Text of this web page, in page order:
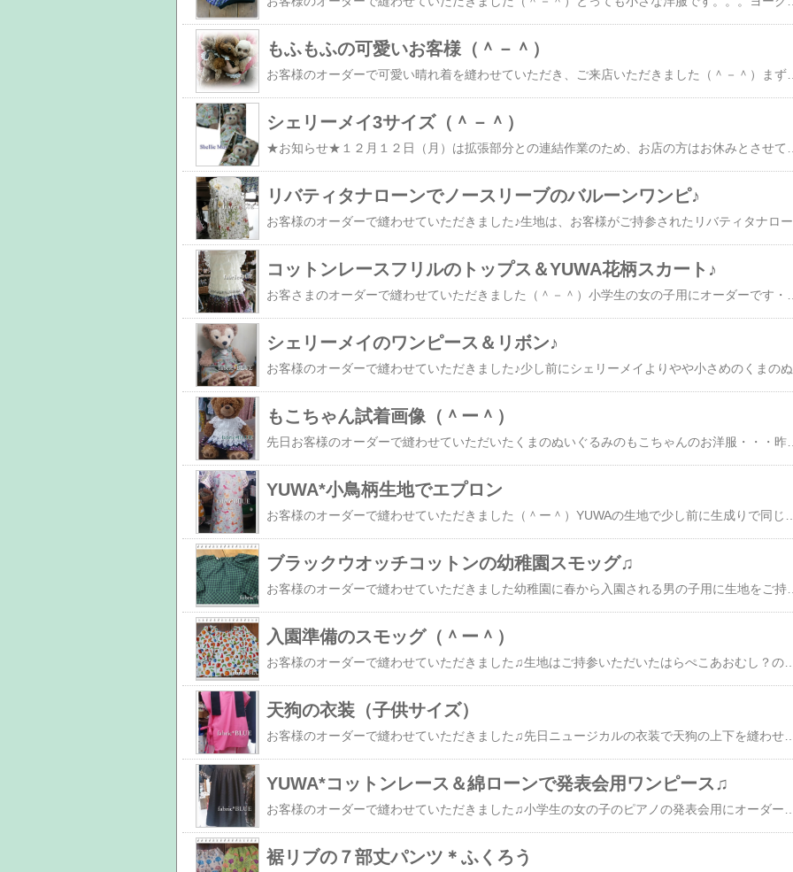
もふもふの可愛いお客様（＾－＾）
お客様のオーダーで可愛い晴れ着を縫わせていただき、ご来店いただきました（＾－＾）まずはこの可愛さ♪ぬいぐるみと間違うくらいで♪（関係ないですがプードルファーとはよく言ったもんだ、、という感じです、、生地ですが）さてそれぞれ、サイズ確認もかねて試着です♪まずは「そら」君♪しっぽの上に洋服があると固まってしまうとのことで少し背中の丈は短めに。。。それから「ひまわり」ちゃん＆「るな」ちゃん♪なかなかうまく撮れませんでしたが（＾－＾）ほんとに可愛い。。。後ろ姿を撮りたいけどこっち向いてーという感じで（笑）本当におとなしくて可愛くて癒やされました（＾－＾）うちの脳天気キャバリアのルシアさんもこれくらいいい子してくれりゃいいですが（笑）まずサイズが違います（3匹合わせてもルシアより軽いし。。。）＊＊＊＊＊＊＊＊＊＊＊＊＊＊＊＊＊＊＊＊＊＊＊＊＊＊＊＊＊＊＊＊＊＊＊＊＊＊＊＊＊＊＊お店の改装のほう、少しずつですが進んでいます改装と大がかりな模様替えになりそうですソーイング教室ですが当面難しいかもしれません・・・（とりあえず年内はご予約お受けできない状況です）申し訳ありませんがよろしくお願いいたします**********************************************************************見たよ！のクリックお願いします！*-*-*-*-*-*-*-*-*-*-*-*-*-*-*-*-*-*-*-*お店付近の地図*-*-*-*-*-*-*-*-*-*-*-*-*-*-*-*-*-*-*-*プチラトリエ＆fabric*BLUE新着情報*-*-*-*-*-*-*-*-*-*-*-*-*-*-*-*-*-*-*-*こちらよりshopへ入れます↓*-*-*-*-*-*-*-*-*-*-*-*-*-*-*-*-*-*-*-*fabric*BLUE（ファブリックブルー）＊＊＊楽天市場店＊＊＊*-*-*-*-*-*-*-*-*-*-*-*-*-*-*-*-*-*-*-***応援お願いします！！**
シェリーメイ3サイズ（＾－＾）
リバティタナローンでノースリーブのバルーンワンピ♪
コットンレースフリルのトップス＆YUWA花柄スカート♪
シェリーメイのワンピース＆リボン♪
もこちゃん試着画像（＾ー＾）
先日お客様のオーダーで縫わせていただいたくまのぬいぐるみのもこちゃんのお洋服・・・昨日お客様（オーダーを頂いたのは２年生の女の子♪）が来られましたので試着（笑）もこちゃんの持ち主のYちゃん。一緒に撮らせてもらいました（＾ー＾）実はお店をオープンした８年前の１０月、、まだ２歳だったYちゃん。お母様と一緒によく来てくれていましてもう２年生になったのね。。。と（＾ー＾）顔出しOK頂いたのですが、可愛いお嬢ですんで万が一のことがあってはいけませんのでこっちで勝手に隠させていただいてます♪Yちゃん。とっても喜んでくださいましてお母様が、もこちゃんとおそろいの洋服を（Yちゃんの）オーダーくださったのでまた仕上がり次第掲載したいと思います！７月１２日１０時から２６日９時５９分まで使用可能！７月中（もしかしたら8月にかかるかもしれませんが）にお店の改装をしますためソーイング教室ですが７月も現在ご予約をいただけない状態ですご迷惑をおかけいたしますがよろしくお願いいたします。。**********************************************************************見たよ！のクリックお願いします！*-*-*-*-*-*-*-*-*-*-*-*-*-*-*-*-*-*-*-*お店付近の地図*-*-*-*-*-*-*-*-*-*-*-*-*-*-*-*-*-*-*-*プチラトリエ＆fabric*BLUE新着情報*-*-*-*-*-*-*-*-*-*-*-*-*-*-*-*-*-*-*-*こちらよりshopへ入れます↓*-*-*-*-*-*-*-*-*-*-*-*-*-*-*-*-*-*-*-*fabric*BLUE（ファブリックブルー）＊＊＊楽天市場店＊＊＊*-*-*-*-*-*-*-*-*-*-*-*-*-*-*-*-*-*-*-***応援お願いします！！**
YUWA*小鳥柄生地でエプロン
ブラックウオッチコットンの幼稚園スモッグ♫
お客様のオーダーで縫わせていただきました幼稚園に春から入園される男の子用に生地をご持参されました（＾ー＾）キャラクターの生地も可愛いですがこういうスタンダートな渋めのものもおしゃれですね（＾ー＾）うちの娘の時は、キキララ、息子の時はアンパンマンだった記憶が（笑）懐かしすぎます。。。いつか孫のを縫いたいですね。。。（まだかなり先ですが。。。。）**********************************************************************見たよ！のクリックお願いします！*-*-*-*-*-*-*-*-*-*-*-*-*-*-*-*-*-*-*-*お店付近の地図*-*-*-*-*-*-*-*-*-*-*-*-*-*-*-*-*-*-*-*黒瀬ハンドメイドマップ♪*-*-*-*-*-*-*-*-*-*-*-*-*-*-*-*-*-*-*-*プチラトリエ＆fabric*BLUE新着情報*-*-*-*-*-*-*-*-*-*-*-*-*-*-*-*-*-*-*-*こちらよりshopへ入れます↓*-*-*-*-*-*-*-*-*-*-*-*-*-*-*-*-*-*-*-*fabric*BLUE（ファブリックブルー本館）*-*-*-*-*-*-*-*-*-*-*-*-*-*-*-*-*-*-*-***応援お願いします！！**
入園準備のスモッグ（＾ー＾）
お客様のオーダーで縫わせていただきました♫生地はご持参いただいたはらぺこあおむし？のものです（＾ー＾）聞いたことはあるキャラですがもううちの子達は大きいので細かいことは怪しいです、、、プリントがリアルで綺麗な生地ですので可愛いですね〜♫うちの子供たちの頃とは変わりましたね（＾ー＾）**********************************************************************見たよ！のクリックお願いします！*-*-*-*-*-*-*-*-*-*-*-*-*-*-*-*-*-*-*-*お店付近の地図*-*-*-*-*-*-*-*-*-*-*-*-*-*-*-*-*-*-*-*黒瀬ハンドメイドマップ♪*-*-*-*-*-*-*-*-*-*-*-*-*-*-*-*-*-*-*-*プチラトリエ＆fabric*BLUE新着情報*-*-*-*-*-*-*-*-*-*-*-*-*-*-*-*-*-*-*-*こちらよりshopへ入れます↓*-*-*-*-*-*-*-*-*-*-*-*-*-*-*-*-*-*-*-*fabric*BLUE（ファブリックブルー本館）*-*-*-*-*-*-*-*-*-*-*-*-*-*-*-*-*-*-*-***応援お願いします！！************************************************************************見たよ！のクリックお願いします！*-*-*-*-*-*-*-*-*-*-*-*-*-*-*-*-*-*-*-*お店付近の地図*-*-*-*-*-*-*-*-*-*-*-*-*-*-*-*-*-*-*-*黒瀬ハンドメイドマップ♪*-*-*-*-*-*-*-*-*-*-*-*-*-*-*-*-*-*-*-*プチラトリエ＆fabric*BLUE新着情報*-*-*-*-*-*-*-*-*-*-*-*-*-*-*-*-*-*-*-*こちらよりshopへ入れます↓*-*-*-*-*-*-*-*-*-*-*-*-*-*-*-*-*-*-*-*fabric*BLUE（ファブリックブルー本館）*-*-*-*-*-*-*-*-*-*-*-*-*-*-*-*-*-*-*-***応援お願いします！！**
天狗の衣装（子供サイズ）
お客様のオーダーで縫わせていただきました♫先日ニュージカルの衣装で天狗の上下を縫わせていただいたのですが同じ天狗仲間の子供さんのお母様よりオーダーをいただき少し小さめの天狗ちゃんの衣装を・・・（＾ー＾）黒いたすきみたいなものには白いボンボンをつけるのですが着られる娘ちゃんがご自分で作りたいとのことで今回は少しだけシンプルです（＾ー＾）**********************************************************************今日は、久しぶりに息子のサッカーの練習試合を見てきました（＾ー＾）昨年夏に引退して部活には行ってましたが、高校の試合にも出ることがないし、中学の試合にも出れないし年末から少し前まで事情あって部活を休んでたので（自業自得の理由ですが）部活への送迎もひさしぶりで。。今日は高校から入学の決まっている中３生数名とうちの子たちの同級生数名、高校生も混じって近くの中学校との練習試合で息子のプレイする姿もこれまた久しぶりに見ました（＾ー＾）高校へ入ったら簡単にレギュラーにはなれそうにないですが意地を見せて欲しいです。。頑張れー見たよ！のクリックお願いします！*-*-*-*-*-*-*-*-*-*-*-*-*-*-*-*-*-*-*-*お店付近の地図*-*-*-*-*-*-*-*-*-*-*-*-*-*-*-*-*-*-*-*黒瀬ハンドメイドマップ♪*-*-*-*-*-*-*-*-*-*-*-*-*-*-*-*-*-*-*-*プチラトリエ＆fabric*BLUE新着情報*-*-*-*-*-*-*-*-*-*-*-*-*-*-*-*-*-*-*-*こちらよりshopへ入れます↓*-*-*-*-*-*-*-*-*-*-*-*-*-*-*-*-*-*-*-*fabric*BLUE（ファブリックブルー本館）*-*-*-*-*-*-*-*-*-*-*-*-*-*-*-*-*-*-*-***応援お願いします！！************************************************************************見たよ！のクリックお願いします！*-*-*-*-*-*-*-*-*-*-*-*-*-*-*-*-*-*-*-*お店付近の地図*-*-*-*-*-*-*-*-*-*-*-*-*-*-*-*-*-*-*-*黒瀬ハンドメイドマップ♪*-*-*-*-*-*-*-*-*-*-*-*-*-*-*-*-*-*-*-*プチラトリエ＆fabric*BLUE新着情報*-*-*-*-*-*-*-*-*-*-*-*-*-*-*-*-*-*-*-*こちらよりshopへ入れます↓*-*-*-*-*-*-*-*-*-*-*-*-*-*-*-*-*-*-*-*fabric*BLUE（ファブリックブルー本館）*-*-*-*-*-*-*-*-*-*-*-*-*-*-*-*-*-*-*-***応援お願いします！！**
YUWA*コットンレース＆綿ローンで発表会用ワンピース♫
裾リブの７部丈パンツ＊ふくろう